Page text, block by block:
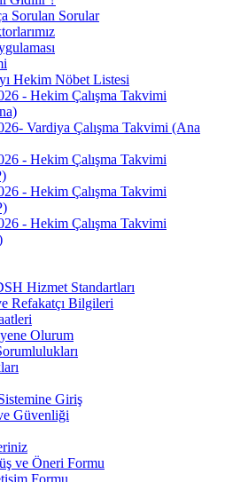
Sorulan Sorular
Hekim Nöbet Listesi
- Hekim Çalışma Takvimi
Vardiya Çalışma Takvimi (Ana
- Hekim Çalışma Takvimi
- Hekim Çalışma Takvimi
- Hekim Çalışma Takvimi
Hizmet Standartları
Refakatçı Bilgileri
Olurum
Giriş
Güvenliği
ve Öneri Formu
Formu